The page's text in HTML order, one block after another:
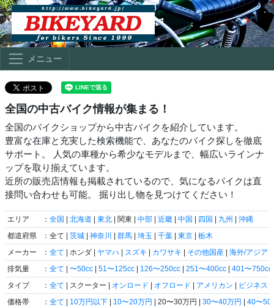
メニュー
全国の中古バイク情報が集まる！
全国のバイクショップから中古バイクを紹介しています。
豊富な在庫と充実した検索機能で、あなたのバイク探しを徹底
サポート。 人気の車種から希少なモデルまで、幅広いラインナ
ップを取り揃えています。
近所の販売店情報も掲載されているので、気になるバイクは直
接問い合わせも可能。 掘り出し物を見つけてください！
エリア ： 全国 | 北海道 | 東北 | 関東 | 中部 | 近畿 | 中国 | 四国 | 九州 | 沖縄
都道府県
：全て | 茨城 | 神奈川 | 群馬 | 埼玉 | 千葉 | 東京 | 栃木
メーカー
： 全て | ホンダ | ヤマハ | スズキ | カワサキ | その他国産 | 海外/アジア
排気量
： 全て | 〜50cc | 51〜125cc | 126〜250cc | 251〜400cc | 401〜750cc
タイプ
： 全て | スクーター | オンロード | オフロード | アメリカン | ビジネス
価格帯
： 全て | 10万円以下 | 10〜20万円 | 20〜30万円 | 30〜40万円 | 40〜50